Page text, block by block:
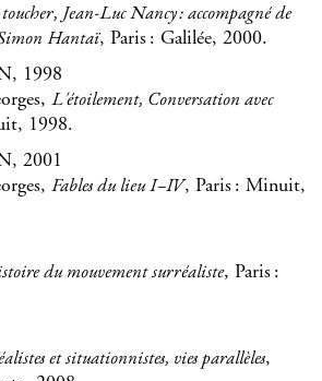
Jean-Luc Nancy : accompagné de
Hantaï, Paris : Galilée, 2000.
1998
L'étoilement, Conversation avec
1998.
2001
Fables du lieu I–IV, Paris : Minuit,
du mouvement surréaliste, Paris :
et situationnistes, vies parallèles,